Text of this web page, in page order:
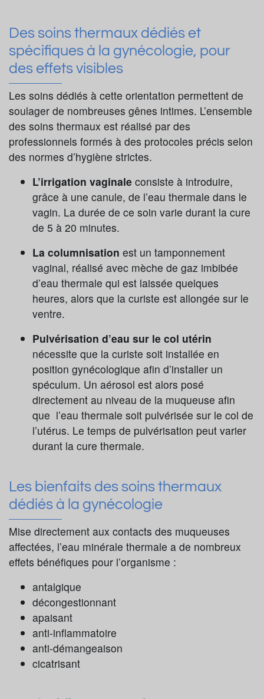
Des soins thermaux dédiés et
spécifiques à la gynécologie, pour
des effets visibles
Les soins dédiés à cette orientation permettent de
soulager de nombreuses gênes intimes. L’ensemble
des soins thermaux est réalisé par des
professionnels formés à des protocoles précis selon
des normes d’hygiène strictes.
L’irrigation vaginale consiste à introduire,
grâce à une canule, de l’eau thermale dans le
vagin. La durée de ce soin varie durant la cure
de 5 à 20 minutes.
La columnisation est un tamponnement
vaginal, réalisé avec mèche de gaz imbibée
d’eau thermale qui est laissée quelques
heures, alors que la curiste est allongée sur le
ventre.
Pulvérisation d’eau sur le col utérin
nécessite que la curiste soit installée en
position gynécologique afin d’installer un
spéculum. Un aérosol est alors posé
directement au niveau de la muqueuse afin
que l’eau thermale soit pulvérisée sur le col de
l’utérus. Le temps de pulvérisation peut varier
durant la cure thermale.
Les bienfaits des soins thermaux
dédiés à la gynécologie
Mise directement aux contacts des muqueuses
affectées, l’eau minérale thermale a de nombreux
effets bénéfiques pour l’organisme :
antalgique
décongestionnant
apaisant
anti-inflammatoire
anti-démangeaison
cicatrisant